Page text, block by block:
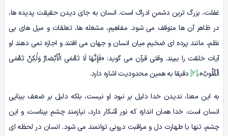
غفلت، بزرگ ترین دشمنِ ادراک است. انسان به جای دیدن حقیقت پدیده ها،
در ظاهر آن ها متوقف می شود. مفاهیم، مشغله ها، تعلقات و میل های بی
نظم، مانند پرده ای ضخیم میان انسان و جهان می افتند و اجازه نمی دهند او
آیات خلقت را ببیند. وقتی قرآن می گوید: «فَإِنَّهَا لَا تَعْمَى الْأَبْصَارُ وَلَٰکِنْ تَعْمَى
الْقُلُوبُ»،[2] دقیقا به همین محدودیت اشاره دارد.
به این معنا، ندیدن خدا دلیل بر نبود او نیست، بلکه دلیل بر ضعف بینایی
انسان است. خدا همان اندازه که نور آشکار دارد، نیازمند چشمِ بیناست. و این
چشم، تنها با طهارت دل و مراقبت درونی توانمند می شود. انسان در لحظه ای